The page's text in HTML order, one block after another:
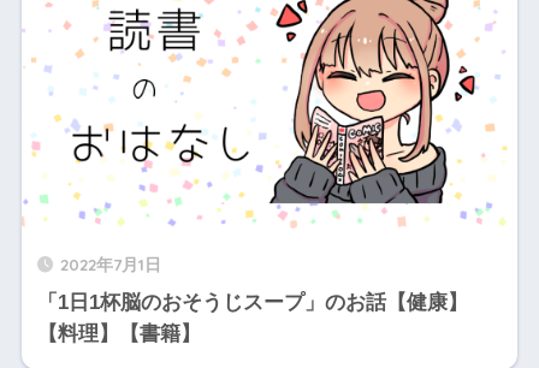
2022年7月1日
「1日1杯脳のおそうじスープ」のお話【健康】
【料理】【書籍】